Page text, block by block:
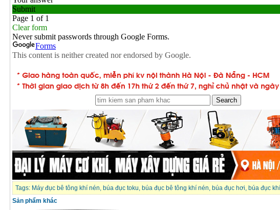
Tags: Máy đục bê tông khí nén, búa đục toku, búa đục bê tông khí nén, búa đục hơi, búa đục
Sản phẩm khác